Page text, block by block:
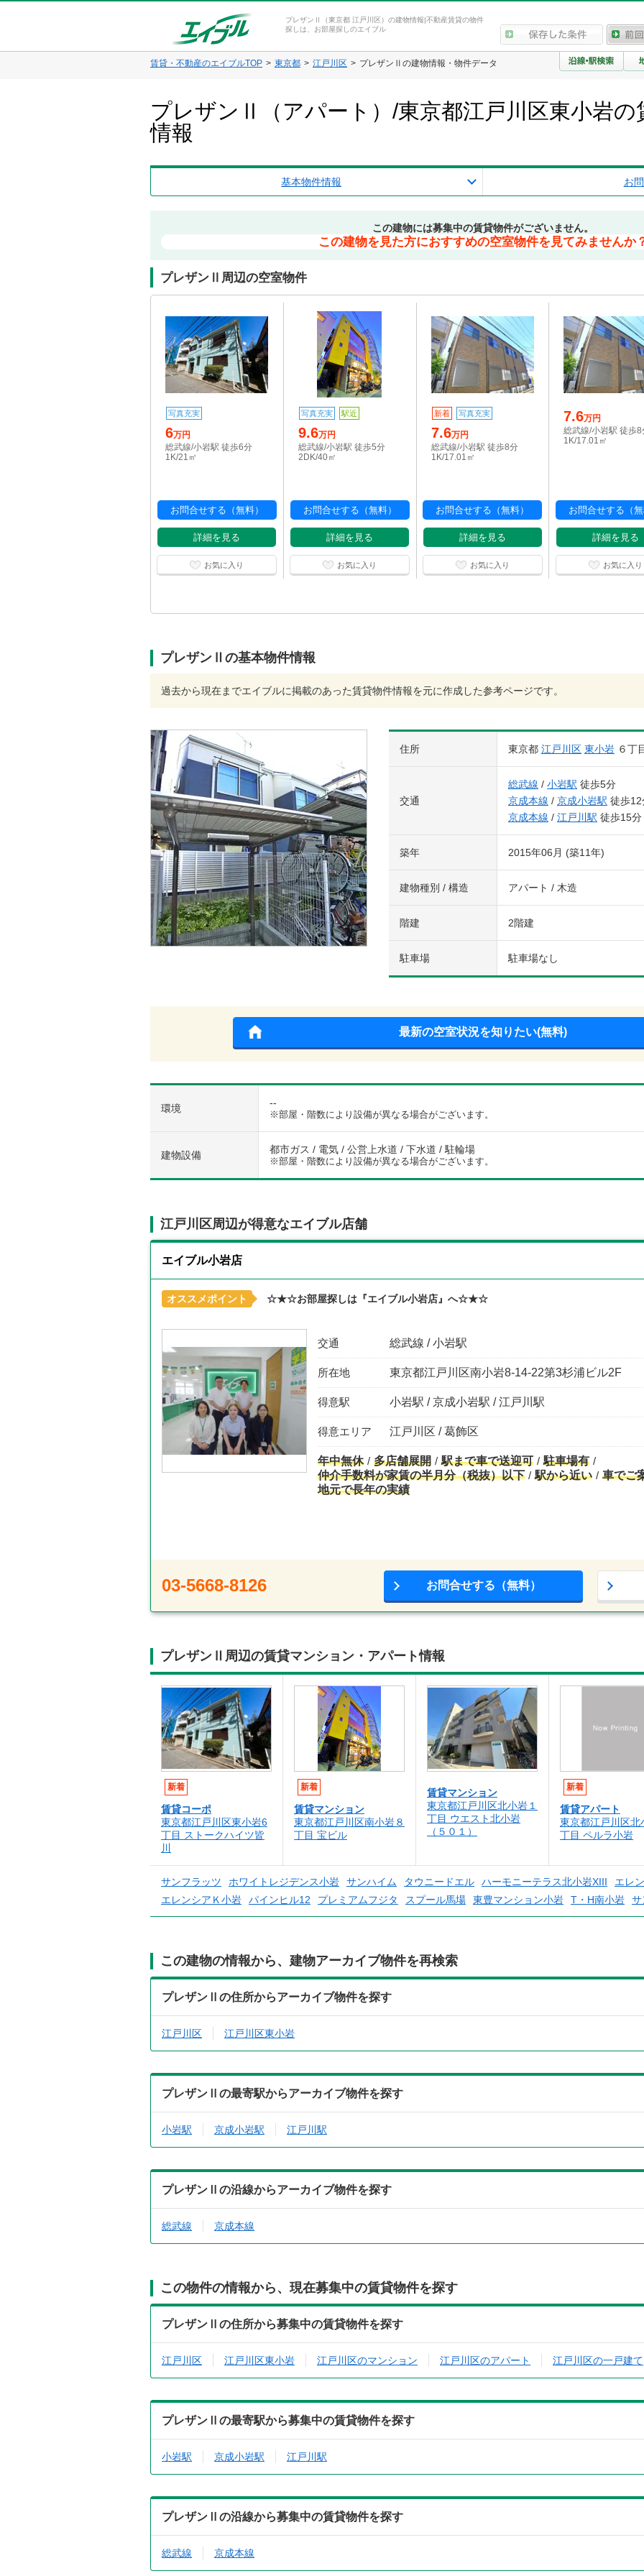
プレザンⅡ（東京都 江戸川区）の建物情報|不動産賃貸の物件
探しは、お部屋探しのエイブル
賃貸・不動産のエイブルTOP 東京都 江戸川区 プレザンⅡの建物情報・物件データ
プレザンⅡ（アパート）/東京都江戸川区東小岩の
情報
基本物件情報 お
この建物には募集中の賃貸物件がございません。
この建物を見た方におすすめの空室物件を見てみませんか
プレザンⅡ周辺の空室物件
写真充実
6万円
総武線/小岩駅 徒歩6分
1K/21㎡
お問合せする（無料）
詳細を見る
お気に入り
写真充実 駅近
9.6万円
総武線/小岩駅 徒歩5分
2DK/40㎡
お問合せする（無料）
詳細を見る
お気に入り
新着 写真充実
7.6万円
総武線/小岩駅 徒歩8分
1K/17.01㎡
お問合せする（無料）
詳細を見る
お気に入り
7.6万円
総武線/小岩駅 徒歩8
1K/17.01㎡
お問合せする（
詳細を見る
お気に入り
プレザンⅡの基本物件情報
過去から現在までエイブルに掲載のあった賃貸物件情報を元に作成した参考ページです。
住所 東京都 江戸川区 東小岩 ６丁
交通
総武線 / 小岩駅 徒歩5分
京成本線 / 京成小岩駅 徒歩12
京成本線 / 江戸川駅 徒歩15分
築年 2015年06月 (築11年)
建物種別 / 構造 アパート / 木造
階建 2階建
駐車場 駐車場なし
最新の空室状況を知りたい(無料)
環境 --
※部屋・階数により設備が異なる場合がございます。
建物設備 都市ガス / 電気 / 公営上水道 / 下水道 / 駐輪場
※部屋・階数により設備が異なる場合がございます。
江戸川区周辺が得意なエイブル店舗
エイブル小岩店
オススメポイント ☆★☆お部屋探しは『エイブル小岩店』へ☆★☆
交通 総武線 / 小岩駅
所在地 東京都江戸川区南小岩8-14-22第3杉浦ビル2F
得意駅 小岩駅 / 京成小岩駅 / 江戸川駅
得意エリア 江戸川区 / 葛飾区
年中無休 多店舗展開 駅まで車で送迎可
駐車場有
仲介手数料が家賃の半月分（税抜）以下
駅から近い
車でご
地元で長年の実績
03-5668-8126 お問合せする（無料）
プレザンⅡ周辺の賃貸マンション・アパート情報
新着
賃貸コーポ
東京都江戸川区東小岩6
丁目 ストークハイツ皆
川
新着
賃貸マンション
東京都江戸川区南小岩８
丁目 宝ビル
賃貸マンション
東京都江戸川区北小岩１
丁目 ウエスト北小岩
（５０１）
新着
賃貸アパート
東京都江戸川区北
丁目 ペルラ小岩
サンフラッツ ホワイトレジデンス小岩 サンハイム タウニードエル ハーモニーテラス北小岩XIII
エレ
エレンシアＫ小岩
パインヒル12 プレミアムフジタ スプール馬場 東豊マンション小岩 T・H南小岩 サ
この建物の情報から、建物アーカイブ物件を再検索
プレザンⅡの住所からアーカイブ物件を探す
江戸川区 江戸川区東小岩
プレザンⅡの最寄駅からアーカイブ物件を探す
小岩駅 京成小岩駅 江戸川駅
プレザンⅡの沿線からアーカイブ物件を探す
総武線 京成本線
この物件の情報から、現在募集中の賃貸物件を探す
プレザンⅡの住所から募集中の賃貸物件を探す
江戸川区 江戸川区東小岩 江戸川区のマンション 江戸川区のアパート 江戸川区の一戸建て
プレザンⅡの最寄駅から募集中の賃貸物件を探す
小岩駅 京成小岩駅 江戸川駅
プレザンⅡの沿線から募集中の賃貸物件を探す
総武線 京成本線